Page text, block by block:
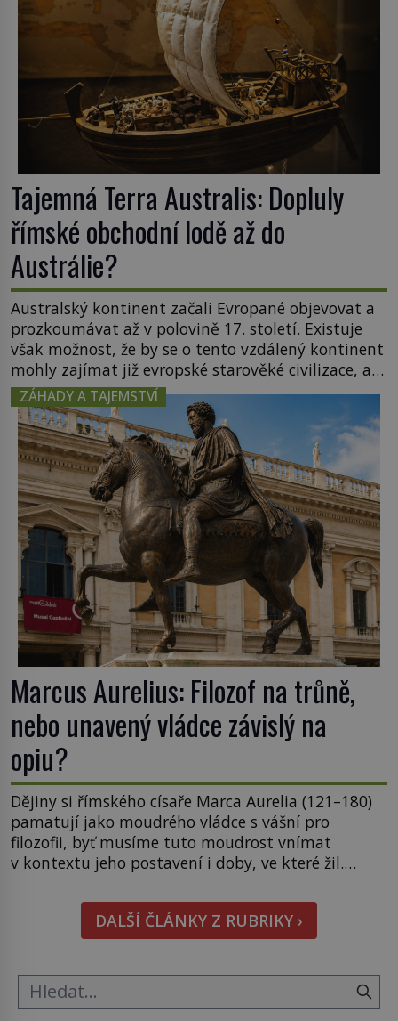
Tajemná Terra Australis: Dopluly
římské obchodní lodě až do
Austrálie?
Australský kontinent začali Evropané objevovat a
prozkoumávat až v polovině 17. století. Existuje
však možnost, že by se o tento vzdálený kontinent
mohly zajímat již evropské starověké civilizace, a
to o 15 století dříve? Již od starověku kartografové
zakreslovali do map záhadný kontinent Terra
Australis – Jižní zemi. Proč? Do jisté míry to byl
smysl pro […]
ZÁHADY A TAJEMSTVÍ
Marcus Aurelius: Filozof na trůně,
nebo unavený vládce závislý na
opiu?
Dějiny si římského císaře Marca Aurelia (121–180)
pamatují jako moudrého vládce s vášní pro
filozofii, byť musíme tuto moudrost vnímat
v kontextu jeho postavení i doby, ve které žil.
pravdu na padrť a prohlásit, že to byl jen životem
unavený a drogou ovládaný muž? Marcus Aurelius
byl zastáncem stoicismu, učení, […]
DALŠÍ ČLÁNKY Z RUBRIKY ›